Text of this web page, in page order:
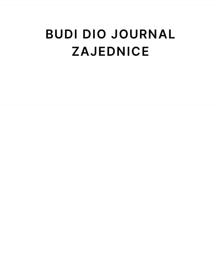
BUDI DIO JOURNAL
ZAJEDNICE